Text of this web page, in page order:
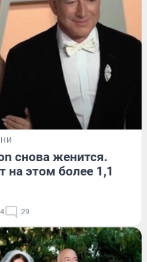
снова женится.
на этом более 1,1
29